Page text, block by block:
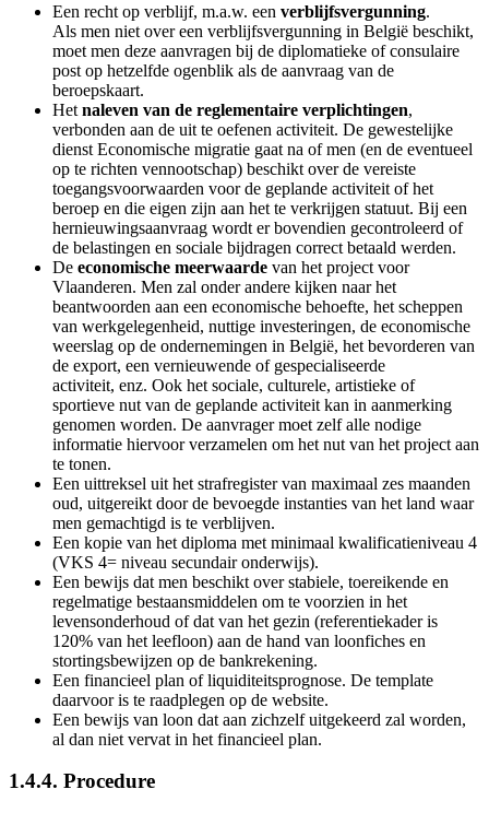
Een recht op verblijf, m.a.w. een verblijfsvergunning.
Als men niet over een verblijfsvergunning in België beschikt,
moet men deze aanvragen bij de diplomatieke of consulaire
post op hetzelfde ogenblik als de aanvraag van de
beroepskaart.
Het naleven van de reglementaire verplichtingen,
verbonden aan de uit te oefenen activiteit. De gewestelijke
dienst Economische migratie gaat na of men (en de eventueel
op te richten vennootschap) beschikt over de vereiste
toegangsvoorwaarden voor de geplande activiteit of het
beroep en die eigen zijn aan het te verkrijgen statuut. Bij een
hernieuwingsaanvraag wordt er bovendien gecontroleerd of
de belastingen en sociale bijdragen correct betaald werden.
De economische meerwaarde van het project voor
Vlaanderen. Men zal onder andere kijken naar het
beantwoorden aan een economische behoefte, het scheppen
van werkgelegenheid, nuttige investeringen, de economische
weerslag op de ondernemingen in België, het bevorderen van
de export, een vernieuwende of gespecialiseerde
activiteit, enz. Ook het sociale, culturele, artistieke of
sportieve nut van de geplande activiteit kan in aanmerking
genomen worden. De aanvrager moet zelf alle nodige
informatie hiervoor verzamelen om het nut van het project aan
te tonen.
Een uittreksel uit het strafregister van maximaal zes maanden
oud, uitgereikt door de bevoegde instanties van het land waar
men gemachtigd is te verblijven.
Een kopie van het diploma met minimaal kwalificatieniveau 4
(VKS 4= niveau secundair onderwijs).
Een bewijs dat men beschikt over stabiele, toereikende en
regelmatige bestaansmiddelen om te voorzien in het
levensonderhoud of dat van het gezin (referentiekader is
120% van het leefloon) aan de hand van loonfiches en
stortingsbewijzen op de bankrekening.
Een financieel plan of liquiditeitsprognose. De template
daarvoor is te raadplegen op de website.
Een bewijs van loon dat aan zichzelf uitgekeerd zal worden,
al dan niet vervat in het financieel plan.
1.4.4. Procedure